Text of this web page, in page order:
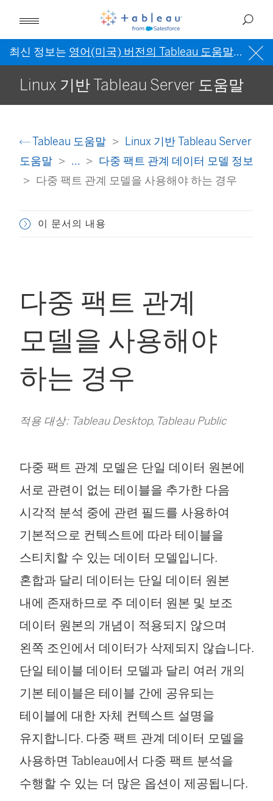
최신 정보는 영어(미국) 버전의 Tableau 도움말을 참조
Linux 기반 Tableau Server 도움말
Tableau 도움말
Linux 기반 Tableau Server
도움말
...
다중 팩트 관계 데이터 모델 정보
다중 팩트 관계 모델을 사용해야 하는 경우
이 문서의 내용
다중 팩트 관계
모델을 사용해야
하는 경우
적용 대상: Tableau Desktop, Tableau Public
다중 팩트 관계 모델은 단일 데이터 원본에
서로 관련이 없는 테이블을 추가한 다음
시각적 분석 중에 관련 필드를 사용하여
기본적으로 컨텍스트에 따라 테이블을
스티치할 수 있는 데이터 모델입니다.
혼합과 달리 데이터는 단일 데이터 원본
내에 존재하므로 주 데이터 원본 및 보조
데이터 원본의 개념이 적용되지 않으며
왼쪽 조인에서 데이터가 삭제되지 않습니다.
단일 테이블 데이터 모델과 달리 여러 개의
기본 테이블은 테이블 간에 공유되는
테이블에 대한 자체 컨텍스트 설명을
유지합니다. 다중 팩트 관계 데이터 모델을
사용하면 Tableau에서 다중 팩트 분석을
수행할 수 있는 더 많은 옵션이 제공됩니다.